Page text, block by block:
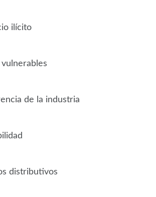
ilícito
de la industria
distributivos